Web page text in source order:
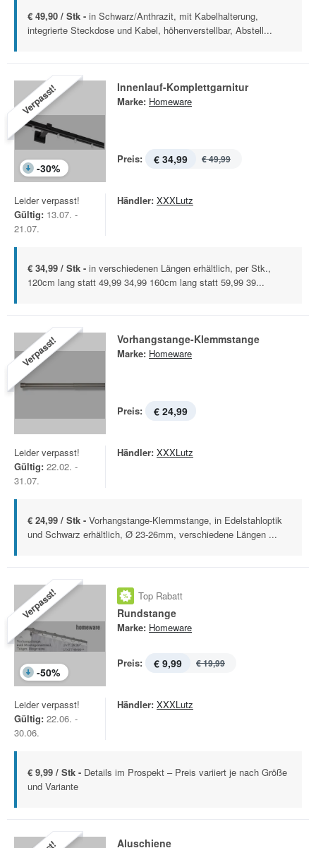
€ 49,90 / Stk - in Schwarz/Anthrazit, mit Kabelhalterung,
integrierte Steckdose und Kabel, höhenverstellbar, Abstell...
Verpasst!
-30%
Innenlauf-Komplettgarnitur
Marke: Homeware
Preis: € 34,99 € 49,99
Leider verpasst!
Gültig: 13.07. -
21.07.
Händler: XXXLutz
€ 34,99 / Stk - in verschiedenen Längen erhältlich, per Stk.,
120cm lang statt 49,99 34,99 160cm lang statt 59,99 39...
Verpasst! Vorhangstange-Klemmstange
Marke: Homeware
Preis: € 24,99
Leider verpasst!
Gültig: 22.02. -
31.07.
Händler: XXXLutz
€ 24,99 / Stk - Vorhangstange-Klemmstange, in Edelstahloptik
und Schwarz erhältlich, Ø 23-26mm, verschiedene Längen ...
Verpasst!
-50%
Top Rabatt
Rundstange
Marke: Homeware
Preis: € 9,99 € 19,99
Leider verpasst!
Gültig: 22.06. -
30.06.
Händler: XXXLutz
€ 9,99 / Stk - Details im Prospekt – Preis variiert je nach Größe
und Variante
Aluschiene